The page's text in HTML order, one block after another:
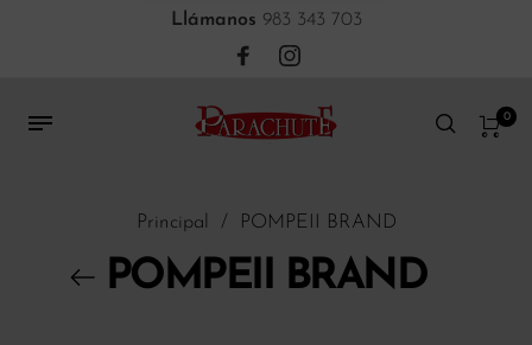
Llámanos 983 343 703
0
Principal / POMPEII BRAND
POMPEII BRAND